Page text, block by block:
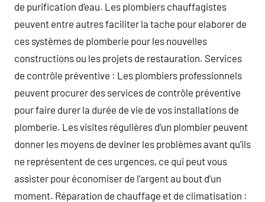
de purification d’eau. Les plombiers chauffagistes
peuvent entre autres faciliter la tache pour elaborer de
ces systèmes de plomberie pour les nouvelles
constructions ou les projets de restauration. Services
de contrôle préventive : Les plombiers professionnels
peuvent procurer des services de contrôle préventive
pour faire durer la durée de vie de vos installations de
plomberie. Les visites régulières d’un plombier peuvent
donner les moyens de deviner les problèmes avant qu’ils
ne représentent de ces urgences, ce qui peut vous
assister pour économiser de l’argent au bout d’un
moment. Réparation de chauffage et de climatisation :